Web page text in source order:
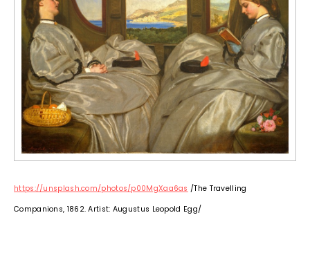
https://unsplash.com/photos/p00MgXaa6as /The Travelling
Companions, 1862. Artist: Augustus Leopold Egg/